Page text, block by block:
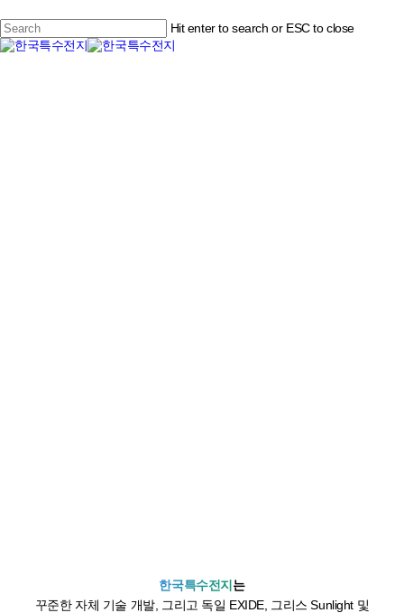
to
main
content
Hit enter to search or ESC to close
Close
한국특수전지 는
꾸준한 자체 기술 개발, 그리고 독일 EXIDE, 그리스 Sunlight 및